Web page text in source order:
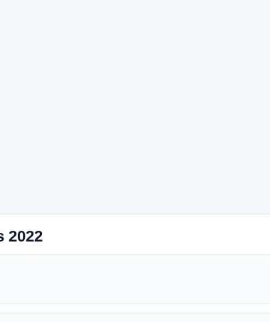
2022